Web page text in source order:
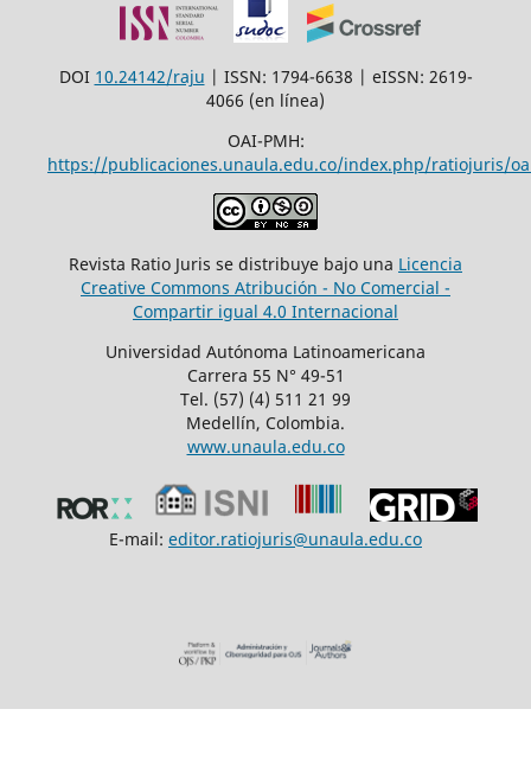
DOI 10.24142/raju | ISSN: 1794-6638 | eISSN: 2619-
4066 (en línea)
OAI-PMH:
https://publicaciones.unaula.edu.co/index.php/ratiojuris/
Revista Ratio Juris se distribuye bajo una Licencia
Creative Commons Atribución - No Comercial -
Compartir igual 4.0 Internacional
Universidad Autónoma Latinoamericana
Carrera 55 N° 49-51
Tel. (57) (4) 511 21 99
Medellín, Colombia.
www.unaula.edu.co
E-mail: editor.ratiojuris@unaula.edu.co